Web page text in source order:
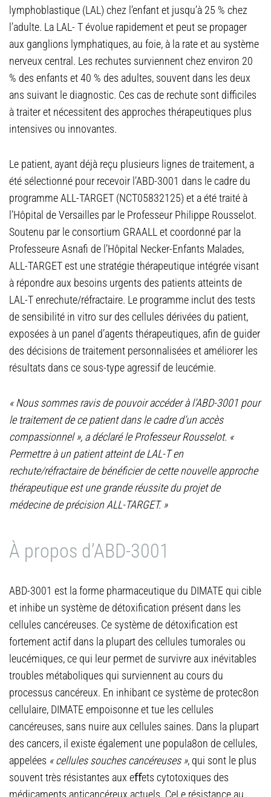
lymphoblastique (LAL) chez l’enfant et jusqu’à 25 % chez
l’adulte. La LAL- T évolue rapidement et peut se propager
aux ganglions lymphatiques, au foie, à la rate et au système
nerveux central. Les rechutes surviennent chez environ 20
% des enfants et 40 % des adultes, souvent dans les deux
ans suivant le diagnostic. Ces cas de rechute sont difficiles
à traiter et nécessitent des approches thérapeutiques plus
intensives ou innovantes.
Le patient, ayant déjà reçu plusieurs lignes de traitement, a
été sélectionné pour recevoir l’ABD-3001 dans le cadre du
programme ALL-TARGET (NCT05832125) et a été traité à
l’Hôpital de Versailles par le Professeur Philippe Rousselot.
Soutenu par le consortium GRAALL et coordonné par la
Professeure Asnafi de l’Hôpital Necker-Enfants Malades,
ALL-TARGET est une stratégie thérapeutique intégrée visant
à répondre aux besoins urgents des patients atteints de
LAL-T enrechute/réfractaire. Le programme inclut des tests
de sensibilité in vitro sur des cellules dérivées du patient,
exposées à un panel d’agents thérapeutiques, afin de guider
des décisions de traitement personnalisées et améliorer les
résultats dans ce sous-type agressif de leucémie.
« Nous sommes ravis de pouvoir accéder à l’ABD-3001 pour
le traitement de ce patient dans le cadre d’un accès
compassionnel », a déclaré le Professeur Rousselot. «
Permettre à un patient atteint de LAL-T en
rechute/réfractaire de bénéficier de cette nouvelle approche
thérapeutique est une grande réussite du projet de
médecine de précision ALL-TARGET. »
À propos d’ABD-3001
ABD-3001 est la forme pharmaceutique du DIMATE qui cible
et inhibe un système de détoxification présent dans les
cellules cancéreuses. Ce système de détoxification est
fortement actif dans la plupart des cellules tumorales ou
leucémiques, ce qui leur permet de survivre aux inévitables
troubles métaboliques qui surviennent au cours du
processus cancéreux. En inhibant ce système de protec8on
cellulaire, DIMATE empoisonne et tue les cellules
cancéreuses, sans nuire aux cellules saines. Dans la plupart
des cancers, il existe également une popula8on de cellules,
appelées « cellules souches cancéreuses », qui sont le plus
souvent très résistantes aux eﬀets cytotoxiques des
médicaments anticancéreux actuels. CeLe résistance au